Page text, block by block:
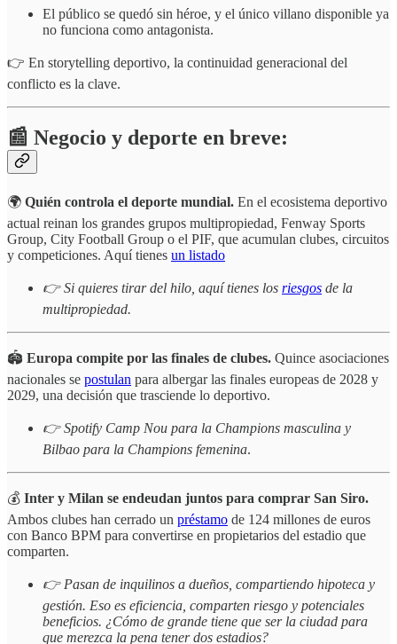
El público se quedó sin héroe, y el único villano disponible ya
no funciona como antagonista.
👉 En storytelling deportivo, la continuidad generacional del
conflicto es la clave.
📰 Negocio y deporte en breve:
🌍 Quién controla el deporte mundial. En el ecosistema deportivo
actual reinan los grandes grupos multipropiedad, Fenway Sports
Group, City Football Group o el PIF, que acumulan clubes, circuitos
y competiciones. Aquí tienes un listado
👉 Si quieres tirar del hilo, aquí tienes los riesgos de la
multipropiedad.
🏟️ Europa compite por las finales de clubes. Quince asociaciones
nacionales se postulan para albergar las finales europeas de 2028 y
2029, una decisión que trasciende lo deportivo.
👉 Spotify Camp Nou para la Champions masculina y
Bilbao para la Champions femenina.
💰 Inter y Milan se endeudan juntos para comprar San Siro.
Ambos clubes han cerrado un préstamo de 124 millones de euros
con Banco BPM para convertirse en propietarios del estadio que
comparten.
👉 Pasan de inquilinos a dueños, compartiendo hipoteca y
gestión. Eso es eficiencia, comparten riesgo y potenciales
beneficios. ¿Cómo de grande tiene que ser la ciudad para
que merezca la pena tener dos estadios?